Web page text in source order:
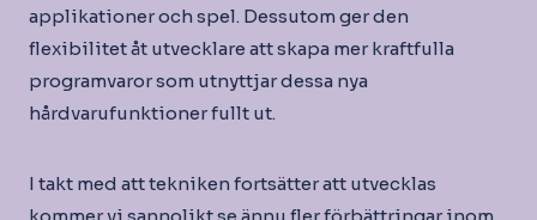
applikationer och spel. Dessutom ger den
flexibilitet åt utvecklare att skapa mer kraftfulla
programvaror som utnyttjar dessa nya
hårdvarufunktioner fullt ut.
I takt med att tekniken fortsätter att utvecklas